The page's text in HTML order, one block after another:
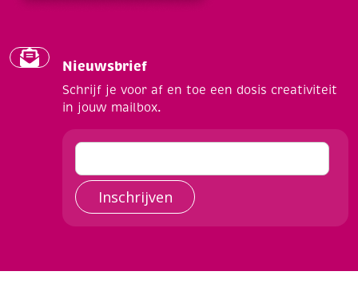
Nieuwsbrief
Schrijf je voor af en toe een dosis creativiteit
in jouw mailbox.
Inschrijven